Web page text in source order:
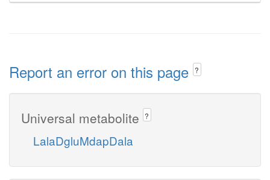
Report an error on this page ?
Universal metabolite ?
LalaDgluMdapDala